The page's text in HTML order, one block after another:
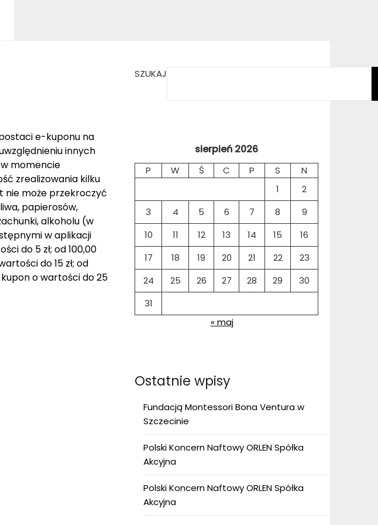
postaci e-kuponu na
innych
momencie
zrealizowania kilku
nie może przekroczyć
papierosów,
alkoholu (w
w aplikacji
do 5 zł; od 100,00
do 15 zł; od
kupon o wartości do 25
SZUKAJ
sierpień 2026
P W Ś C P S
N
1
2
3
4 5 6 7 8
9
10
11 12 13 14 15
16
17
18 19 20 21 22
23
24
25 26 27 28 29
30
31
« maj
Ostatnie wpisy
Fundacją Montessori Bona Ventura w
Szczecinie
Polski Koncern Naftowy ORLEN Spółka
Akcyjna
Polski Koncern Naftowy ORLEN Spółka
Akcyjna